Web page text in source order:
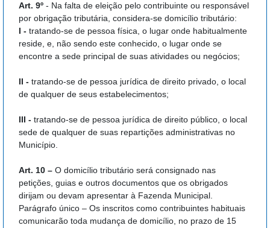
Art. 9º - Na falta de eleição pelo contribuinte ou responsável
por obrigação tributária, considera-se domicílio tributário:
I - tratando-se de pessoa física, o lugar onde habitualmente
reside, e, não sendo este conhecido, o lugar onde se
encontre a sede principal de suas atividades ou negócios;
II - tratando-se de pessoa jurídica de direito privado, o local
de qualquer de seus estabelecimentos;
III - tratando-se de pessoa jurídica de direito público, o local
sede de qualquer de suas repartições administrativas no
Município.
Art. 10 – O domicílio tributário será consignado nas
petições, guias e outros documentos que os obrigados
dirijam ou devam apresentar à Fazenda Municipal.
Parágrafo único – Os inscritos como contribuintes habituais
comunicarão toda mudança de domicílio, no prazo de 15